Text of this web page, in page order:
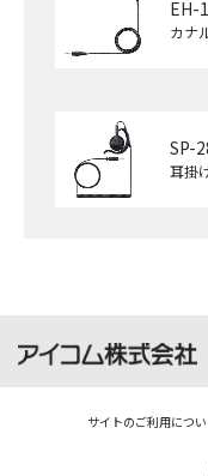
EH-
カナ
SP-
耳掛
サイトのご利用につ